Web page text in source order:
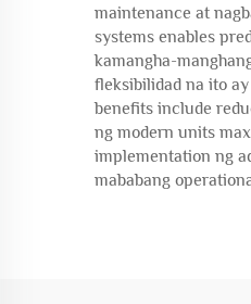
maintenance at
systems enables
kamangha-
fleksibilidad na ito
benefits include
ng modern units
implementation ng
mababang